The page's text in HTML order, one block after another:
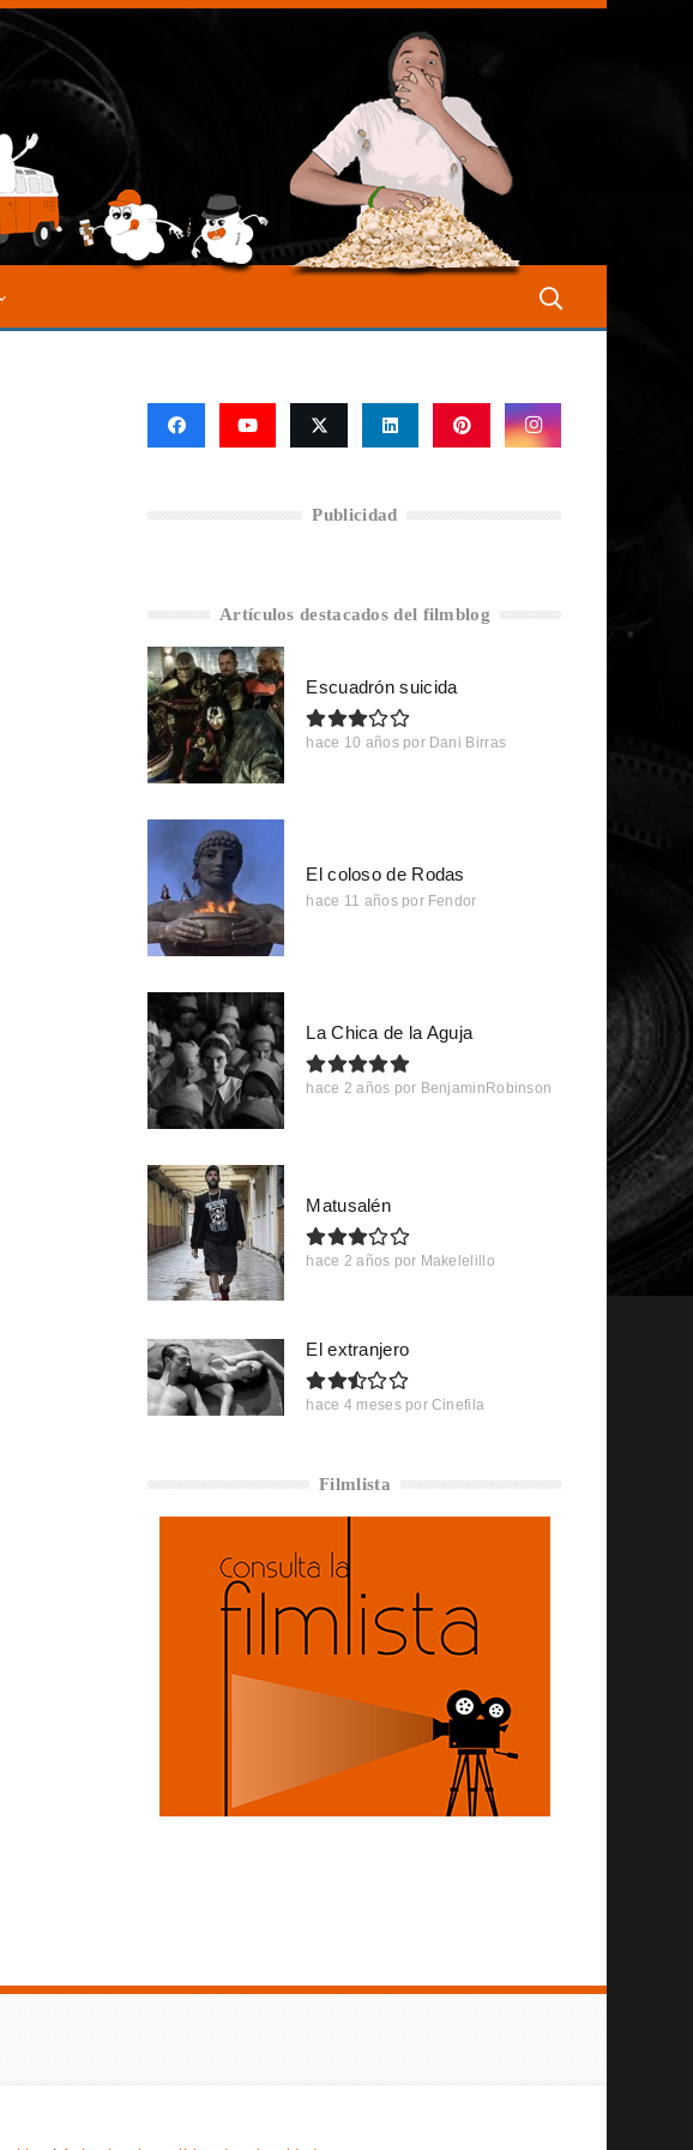
Publicidad
Artículos destacados del filmblog
Escuadrón suicida
hace 10 años por Dani Birras
El coloso de Rodas
hace 11 años por Fendor
La Chica de la Aguja
hace 2 años por BenjaminRobinson
Matusalén
hace 2 años por Makelelillo
El extranjero
hace 4 meses por Cinefila
Filmlista